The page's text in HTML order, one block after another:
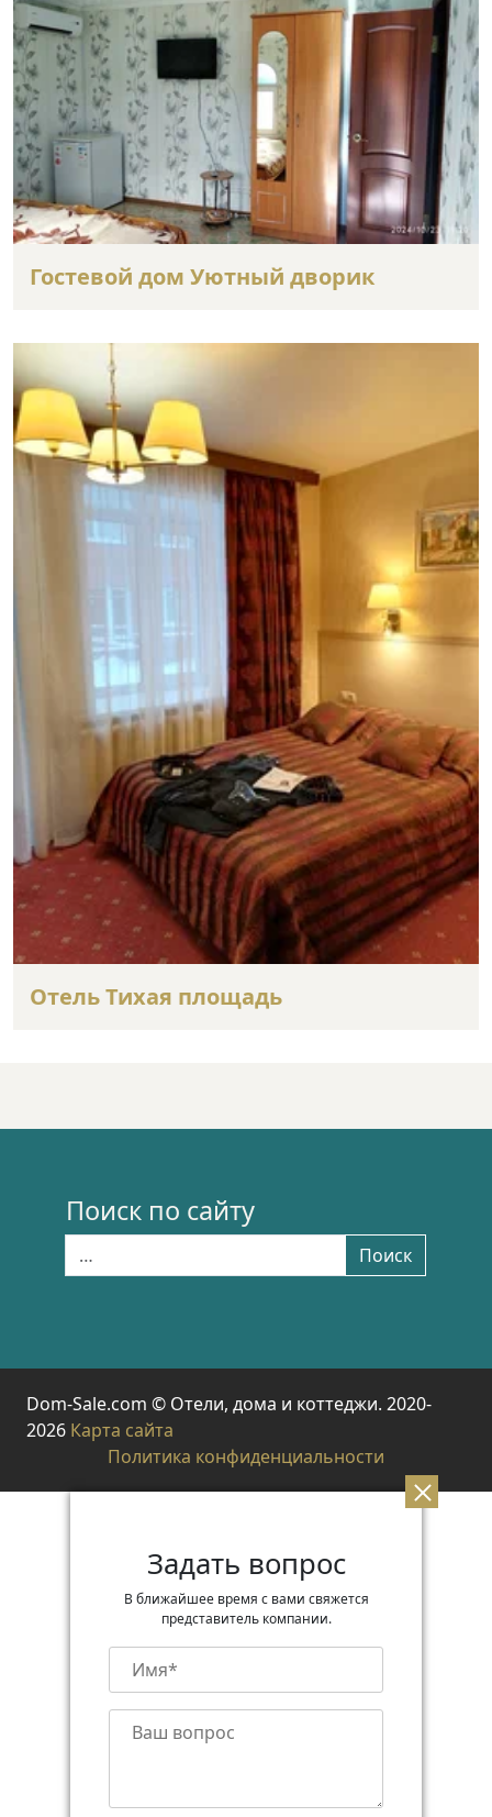
Гостевой дом Уютный дворик
Отель Тихая площадь
Поиск по сайту
Поиск
Dom-Sale.com © Отели, дома и коттеджи. 2020-
2026 Карта сайта
Политика конфиденциальности
Задать вопрос
В ближайшее время с вами свяжется
представитель компании.